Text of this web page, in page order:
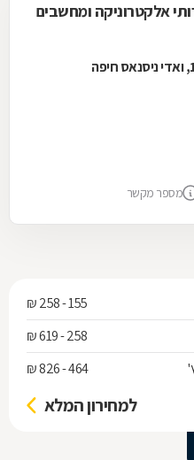
אלקטרוניקה ומחשבים
מספר מקשר
155 - 258 ₪
258 - 619 ₪
464 - 826 ₪
למחירון המלא